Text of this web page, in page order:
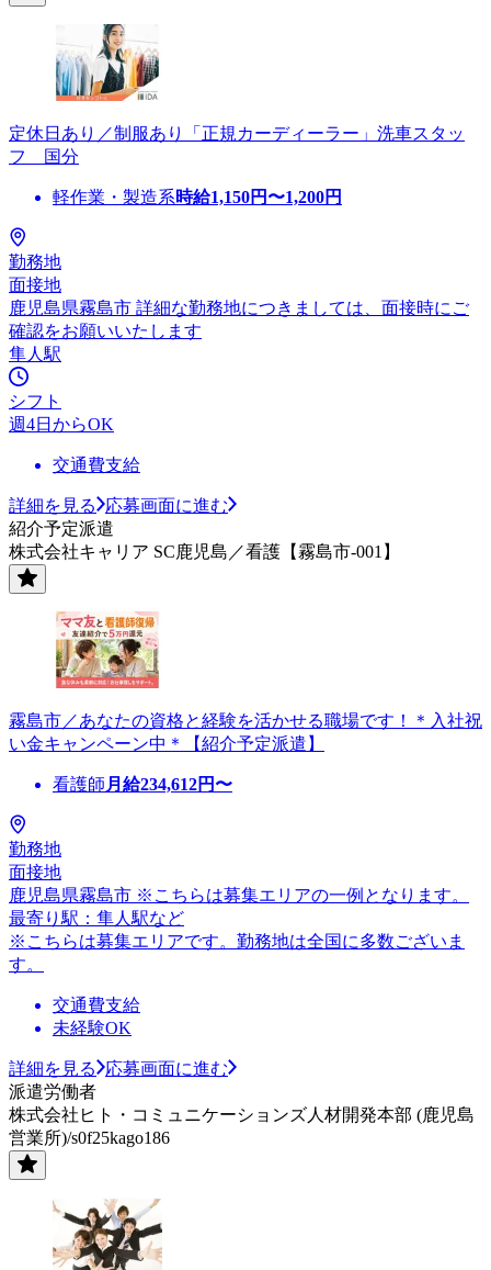
定休日あり／制服あり「正規カーディーラー」洗車スタッ
フ 国分
軽作業・製造系時給1,150円〜1,200円
勤務地
面接地
鹿児島県霧島市 詳細な勤務地につきましては、面接時にご
確認をお願いいたします
隼人駅
シフト
週4日からOK
交通費支給
詳細を見る
応募画面に進む
紹介予定派遣
株式会社キャリア SC鹿児島／看護【霧島市-001】
霧島市／あなたの資格と経験を活かせる職場です！＊入社祝
い金キャンペーン中＊【紹介予定派遣】
看護師 月給234,612円〜
勤務地
面接地
鹿児島県霧島市 ※こちらは募集エリアの一例となります。
最寄り駅：隼人駅など
※こちらは募集エリアです。勤務地は全国に多数ございま
す。
交通費支給
未経験OK
詳細を見る
応募画面に進む
派遣労働者
株式会社ヒト・コミュニケーションズ人材開発本部 (鹿児島
営業所)/s0f25kago186